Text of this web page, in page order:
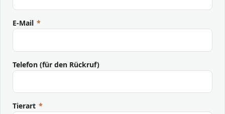
E-Mail *
Telefon (für den Rückruf)
Tierart *